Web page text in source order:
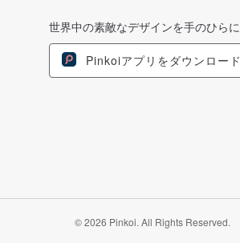
世界中の素敵なデザインを手のひらに
Pinkoiアプリをダウンロード
© 2026 Pinkoi. All Rights Reserved.